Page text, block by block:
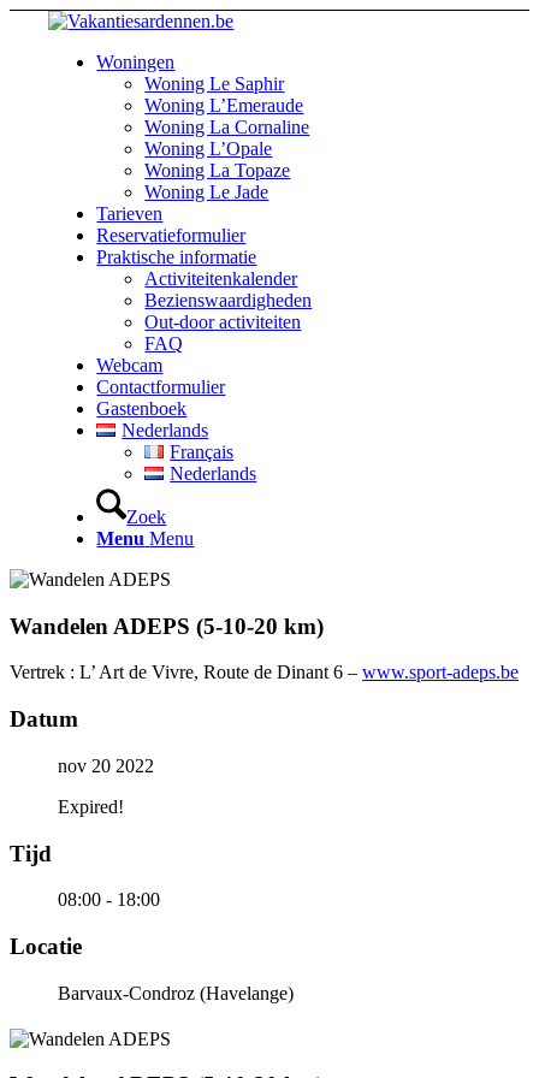
Woningen
Woning Le Saphir
Woning L’Emeraude
Woning La Cornaline
Woning L’Opale
Woning La Topaze
Woning Le Jade
Tarieven
Reservatieformulier
Praktische informatie
Activiteitenkalender
Bezienswaardigheden
Out-door activiteiten
FAQ
Webcam
Contactformulier
Gastenboek
Nederlands
Français
Nederlands
Zoek
Menu Menu
Wandelen ADEPS (5-10-20 km)
Vertrek : L’ Art de Vivre, Route de Dinant 6 – www.sport-adeps.be
Datum
nov 20 2022
Expired!
Tijd
08:00 - 18:00
Locatie
Barvaux-Condroz (Havelange)